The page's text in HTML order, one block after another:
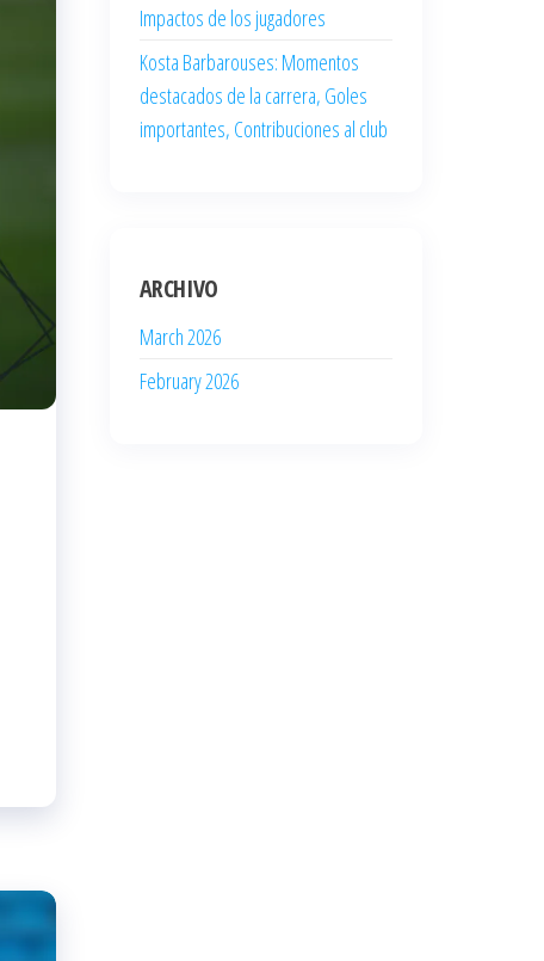
Impactos de los jugadores
Kosta Barbarouses: Momentos
destacados de la carrera, Goles
importantes, Contribuciones al club
ARCHIVO
March 2026
February 2026